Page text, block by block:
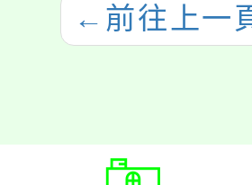
← 前往上一